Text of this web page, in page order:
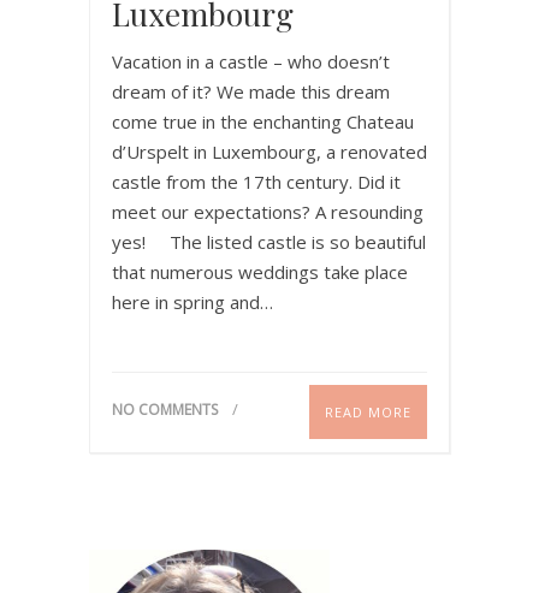
Luxembourg
Vacation in a castle – who doesn’t
dream of it? We made this dream
come true in the enchanting Chateau
d’Urspelt in Luxembourg, a renovated
castle from the 17th century. Did it
meet our expectations? A resounding
yes! The listed castle is so beautiful
that numerous weddings take place
here in spring and…
NO COMMENTS READ MORE